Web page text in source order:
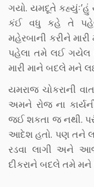
ગયો. યમદૂતે
કંઈ વધુ કહે તે
મહેરબાની કરીને
પહેલા તમે લઈ ગયેલ
મારી માને બદલે મને
યમરાજ ચોકરાની
અમને રોજ ના
જઈ શકતા જ નથી.
આદેશ હતો. પણ તને
રડવા લાગી અને
દીકરાને બદલે તમે